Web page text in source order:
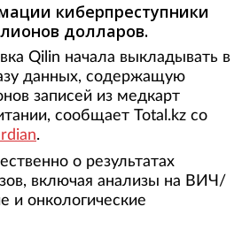
киберпреступники
долларов.
Qilin начала выкладывать в
данных, содержащую
записей из медкарт
сообщает Total.kz со
.
о результатах
включая анализы на ВИЧ/
и онкологические